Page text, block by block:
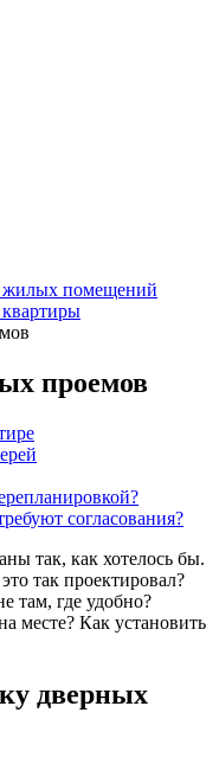
жилых помещений
проемов
согласования?
так, как хотелось бы.
так проектировал?
там, где удобно?
месте? Как установить
дверных